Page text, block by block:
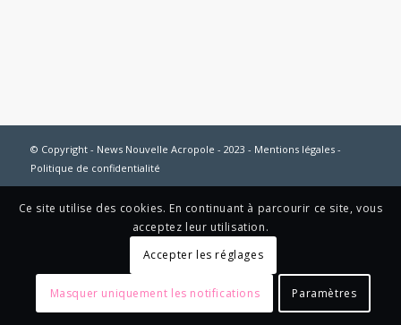
© Copyright - News Nouvelle Acropole - 2023 - Mentions légales -
Politique de confidentialité
Ce site utilise des cookies. En continuant à parcourir ce site, vous
acceptez leur utilisation.
Accepter les réglages
Masquer uniquement les notifications Paramètres